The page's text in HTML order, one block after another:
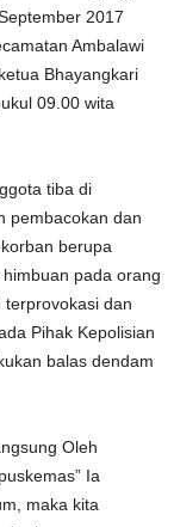
2017
Ambalawi
Bhayangkari
09.00 wita
tiba di
pembacokan dan
berupa
pada orang
dan
Pihak Kepolisian
balas dendam
Oleh
Ia
maka kita